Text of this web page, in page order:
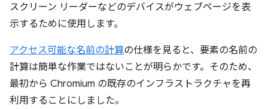
スクリーン リーダーなどのデバイスがウェブページを表
示するために使用します。
アクセス可能な名前の計算の仕様を見ると、要素の名前の
計算は簡単な作業ではないことが明らかです。そのため、
最初から Chromium の既存のインフラストラクチャを再
利用することにしました。